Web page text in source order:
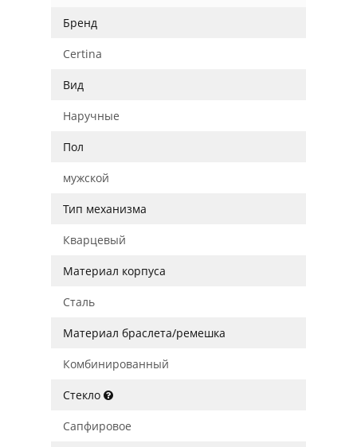
Бренд
Certina
Вид
Наручные
Пол
мужской
Тип механизма
Кварцевый
Материал корпуса
Сталь
Материал браслета/ремешка
Комбинированный
Стекло
Сапфировое